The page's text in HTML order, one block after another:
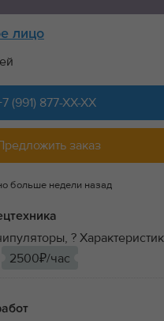
лицо
(991) 877-XX-XX
заказ
больше недели назад
?
2500₽/час